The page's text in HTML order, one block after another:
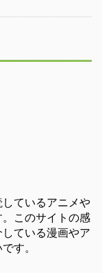
ているアニメや
このサイトの感
ている漫画やア
す。